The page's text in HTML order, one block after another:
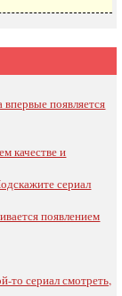
появляется
качестве и
сериал
появлением
то сериал смотреть,